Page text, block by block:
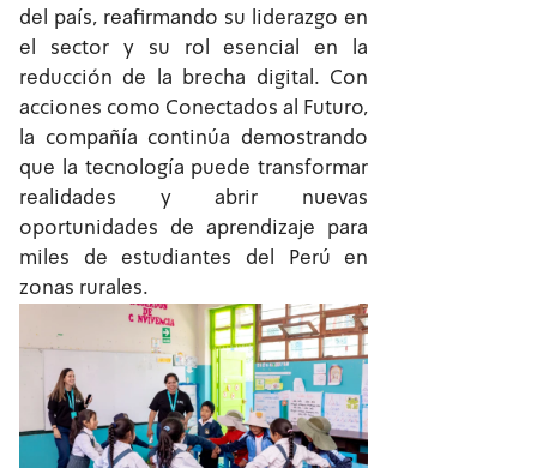
del país, reafirmando su liderazgo en
el sector y su rol esencial en la
reducción de la brecha digital. Con
acciones como Conectados al Futuro,
la compañía continúa demostrando
que la tecnología puede transformar
realidades y abrir nuevas
oportunidades de aprendizaje para
miles de estudiantes del Perú en
zonas rurales.